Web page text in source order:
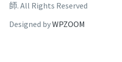
師. All Rights Reserved
Designed byWPZOOM